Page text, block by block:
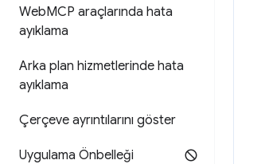
WebMCP araçlarında hata
ayıklama
Arka plan hizmetlerinde hata
ayıklama
Çerçeve ayrıntılarını göster
Uygulama Önbelleği